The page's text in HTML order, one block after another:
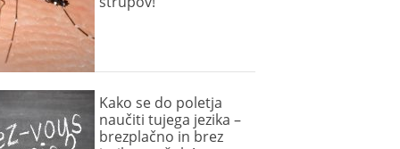
Kako se do poletja
naučiti tujega jezika –
brezplačno in brez